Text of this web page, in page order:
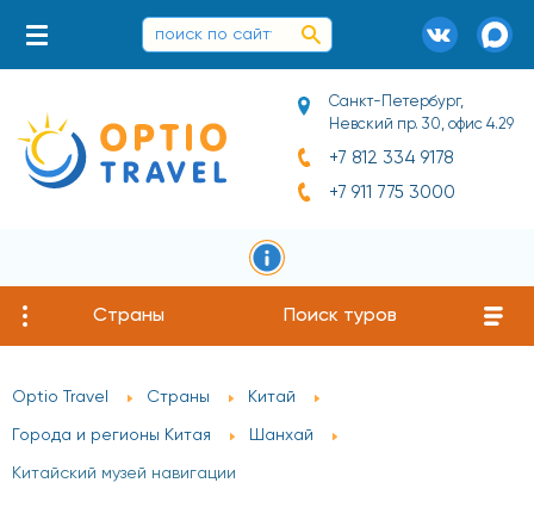
Санкт-Петербург,
Невский пр. 30, офис 4.29
+7 812 334 9178
+7 911 775 3000
Страны Поиск туров
Optio Travel Страны Китай
Города и регионы Китая Шанхай
Китайский музей навигации